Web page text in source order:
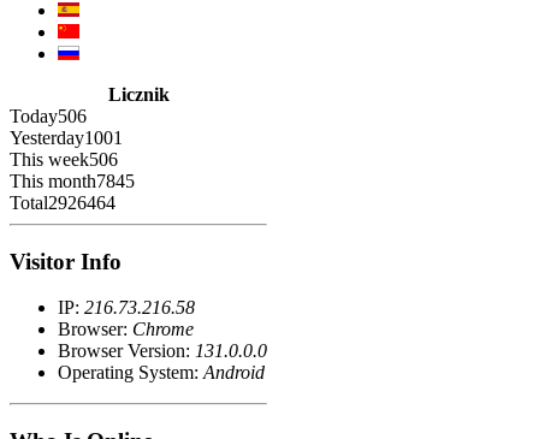
Licznik
Today506
Yesterday1001
This week506
This month7845
Total2926464
Visitor Info
IP: 216.73.216.58
Browser: Chrome
Browser Version: 131.0.0.0
Operating System:Android